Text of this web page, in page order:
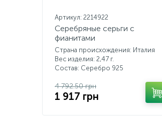
Артикул: 2214922
Серебряные серьги с
фианитами
Страна происхождения: Италия
Вес изделия: 2,47 г.
Состав: Серебро 925
4 792.50 грн
1 917 грн